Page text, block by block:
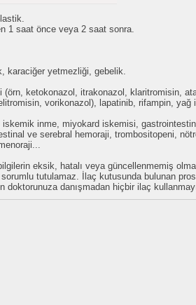
1 saat önce veya 2 saat sonra.
karaciğer yetmezliği, gebelik.
(örn, ketokonazol, itrakonazol, klaritromisin,
vorikonazol), lapatinib, rifampin, yağ
inme, miyokard iskemisi,
ve serebral hemoraji, trombositopeni,
eksik, hatalı veya güncellenmemiş
tutulamaz. İlaç kutusunda bulunan
doktorunuza danışmadan hiçbir ilaç